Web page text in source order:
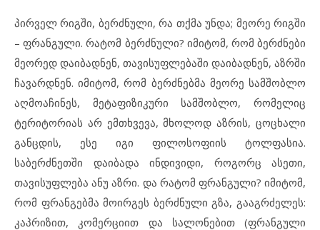
პირველ რიგში, ბერძნული, რა თქმა უნდა; მეორე რიგში
– ფრანგული. რატომ ბერძნული? იმიტომ, რომ ბერძნები
მეორედ დაიბადნენ, თავისუფლებაში დაიბადნენ, აზრში
ჩავარდნენ. იმიტომ, რომ ბერძნებმა მეორე სამშობლო
აღმოაჩინეს, მეტაფიზიკური სამშობლო, რომელიც
ტერიტორიას არ ემთხვევა, მხოლოდ აზრის, ცოცხალი
განცდის, ესე იგი ფილოსოფიის ტოლფასია.
საბერძნეთში დაიბადა ინდივიდი, როგორც ასეთი,
თავისუფლება ანუ აზრი. და რატომ ფრანგული? იმიტომ,
რომ ფრანგებმა მოირგეს ბერძნული გზა, გააგრძელეს:
კაპრიზით, კომერციით და სალონებით (ფრანგული